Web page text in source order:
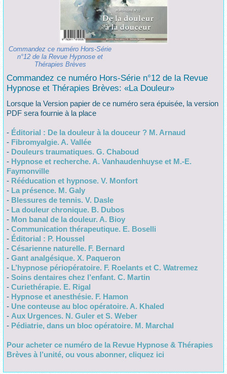
Commandez ce numéro Hors-Série
n°12 de la Revue Hypnose et
Thérapies Brèves
Commandez ce numéro Hors-Série n°12 de la Revue
Hypnose et Thérapies Brèves: «La Douleur»
Lorsque la Version papier de ce numéro sera épuisée, la version
PDF sera fournie à la place
- Éditorial : De la douleur à la douceur ? M. Arnaud
- Fibromyalgie. A. Vallée
- Douleurs traumatiques. G. Chaboud
- Hypnose et recherche. A. Vanhaudenhuyse et M.-E.
Faymonville
- Rééducation et hypnose. V. Monfort
- La présence. M. Galy
- Blessures de tennis. V. Dasle
- La douleur chronique. B. Dubos
- Mon banal de la douleur. A. Bioy
- Communication thérapeutique. E. Boselli
- Éditorial : P. Houssel
- Césarienne naturelle. F. Bernard
- Gant analgésique. X. Paqueron
- L’hypnose périopératoire. F. Roelants et C. Watremez
- Soins dentaires chez l’enfant. C. Martin
- Curiethérapie. E. Rigal
- Hypnose et anesthésie. F. Hamon
- Une conteuse au bloc opératoire. A. Khaled
- Aux Urgences. N. Guler et S. Weber
- Pédiatrie, dans un bloc opératoire. M. Marchal
Pour acheter ce numéro de la Revue Hypnose & Thérapies
Brèves à l’unité, ou vous abonner, cliquez ici